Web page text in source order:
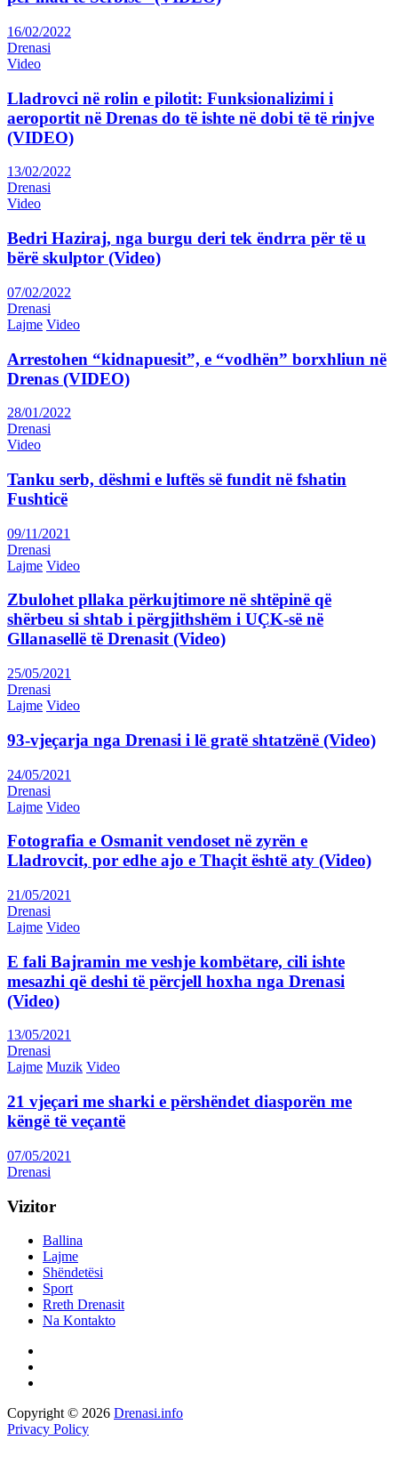
16/02/2022
Drenasi
Video
Lladrovci në rolin e pilotit: Funksionalizimi i
aeroportit në Drenas do të ishte në dobi të të rinjve
(VIDEO)
13/02/2022
Drenasi
Video
Bedri Haziraj, nga burgu deri tek ëndrra për të u
bërë skulptor (Video)
07/02/2022
Drenasi
Lajme Video
Arrestohen “kidnapuesit”, e “vodhën” borxhliun në
Drenas (VIDEO)
28/01/2022
Drenasi
Video
Tanku serb, dëshmi e luftës së fundit në fshatin
Fushticë
09/11/2021
Drenasi
Lajme Video
Zbulohet pllaka përkujtimore në shtëpinë që
shërbeu si shtab i përgjithshëm i UÇK-së në
Gllanasellë të Drenasit (Video)
25/05/2021
Drenasi
Lajme Video
93-vjeçarja nga Drenasi i lë gratë shtatzënë (Video)
24/05/2021
Drenasi
Lajme Video
Fotografia e Osmanit vendoset në zyrën e
Lladrovcit, por edhe ajo e Thaçit është aty (Video)
21/05/2021
Drenasi
Lajme Video
E fali Bajramin me veshje kombëtare, cili ishte
mesazhi që deshi të përcjell hoxha nga Drenasi
(Video)
13/05/2021
Drenasi
Lajme Muzik Video
21 vjeçari me sharki e përshëndet diasporën me
këngë të veçantë
07/05/2021
Drenasi
Vizitor
Ballina
Lajme
Shëndetësi
Sport
Rreth Drenasit
Na Kontakto
Copyright © 2026 Drenasi.info
Privacy Policy